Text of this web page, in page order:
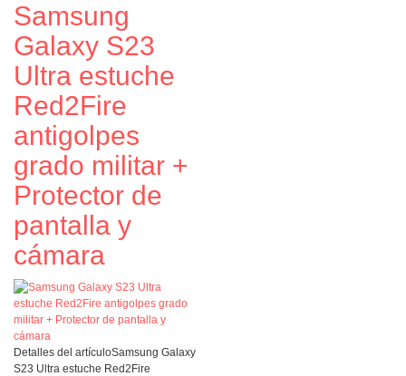
Samsung
Galaxy S23
Ultra estuche
Red2Fire
antigolpes
grado militar +
Protector de
pantalla y
cámara
Detalles del artículoSamsung Galaxy
S23 Ultra estuche Red2Fire